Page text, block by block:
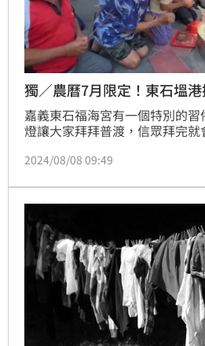
獨／農曆7月限定！東石塭
嘉義東石福海宮有一個特別的
燈讓大家拜拜普渡，信眾拜完
門口用斗笠掛出公燈，也是要祭
2024/08/08 09:49